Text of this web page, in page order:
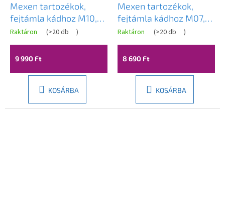
Mexen tartozékok,
fejtámla kádhoz M10,
fekete, 55010-70
Raktáron (>20 db )
9 990 Ft
KOSÁRBA
Mexen tartozékok,
fejtámla kádhoz M07,
fekete, 55007-70
Raktáron (>20 db )
8 690 Ft
KOSÁRBA